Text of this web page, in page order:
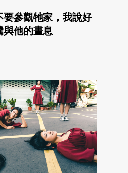
要參觀牠家，我說好
他的晝息